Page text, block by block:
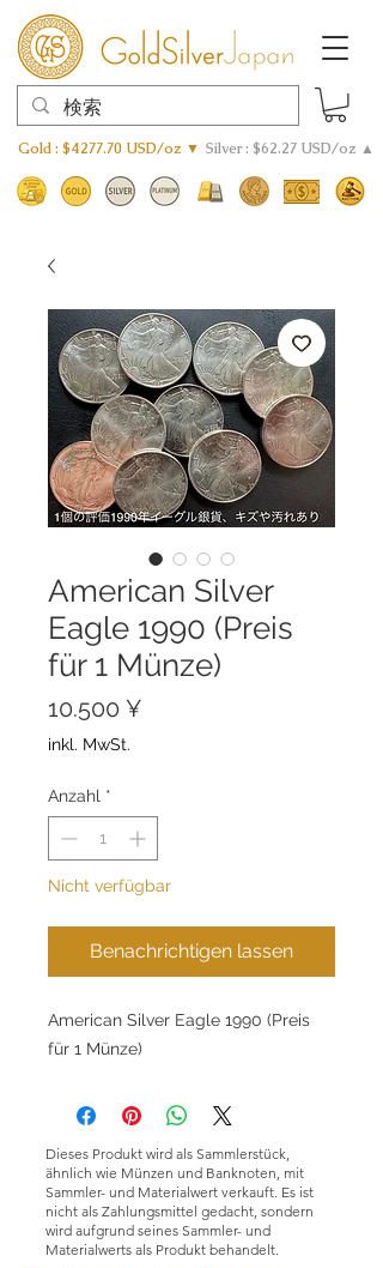
Gold : $4277.70 USD/oz ▼ Silver : $62.27 USD/oz ▲
American Silver
Eagle 1990 (Preis
für 1 Münze)
10.500 ¥
inkl. MwSt.
Anzahl *
Nicht verfügbar
Benachrichtigen lassen
American Silver Eagle 1990 (Preis
für 1 Münze)
Dieses Produkt wird als Sammlerstück,
ähnlich wie Münzen und Banknoten, mit
Sammler- und Materialwert verkauft. Es ist
nicht als Zahlungsmittel gedacht, sondern
wird aufgrund seines Sammler- und
Materialwerts als Produkt behandelt.